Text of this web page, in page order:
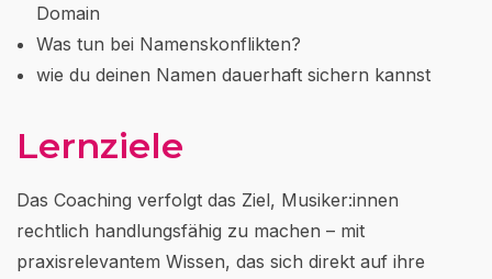
Domain
Was tun bei Namenskonflikten?
wie du deinen Namen dauerhaft sichern kannst
Lernziele
Das Coaching verfolgt das Ziel, Musiker:innen
rechtlich handlungsfähig zu machen – mit
praxisrelevantem Wissen, das sich direkt auf ihre